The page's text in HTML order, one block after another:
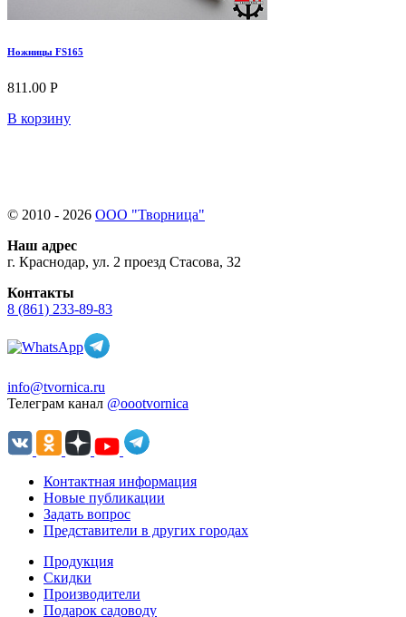
Ножницы FS165
811.00 Р
В корзину
© 2010 - 2026 ООО "Творница"
Наш адрес
г. Краснодар, ул. 2 проезд Стасова, 32
Контакты
8 (861) 233-89-83
info@tvornica.ru
Телеграм канал @oootvornica
Контактная информация
Новые публикации
Задать вопрос
Представители в других городах
Продукция
Скидки
Производители
Подарок садоводу